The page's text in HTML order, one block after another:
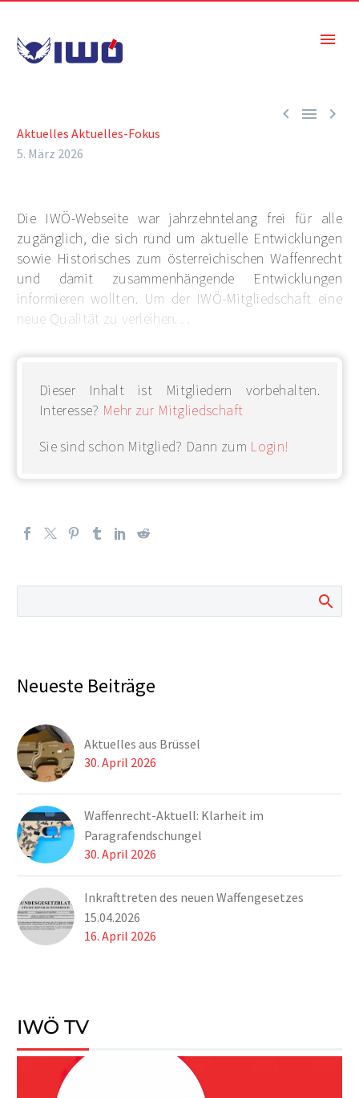
  
Aktuelles Aktuelles-Fokus
5. März 2026
Die IWÖ-Webseite war jahrzehntelang frei für alle
zugänglich, die sich rund um aktuelle Entwicklungen
sowie Historisches zum österreichischen Waffenrecht
und damit zusammenhängende Entwicklungen
informieren wollten. Um der IWÖ-Mitgliedschaft eine
neue Qualität zu verleihen. . .
Dieser Inhalt ist Mitgliedern vorbehalten.
Interesse? Mehr zur Mitgliedschaft
Sie sind schon Mitglied? Dann zum Login!
Neueste Beiträge
Aktuelles aus Brüssel
30. April 2026
Waffenrecht-Aktuell: Klarheit im
Paragrafendschungel
30. April 2026
Inkrafttreten des neuen Waffengesetzes
15.04.2026
16. April 2026
IWÖ TV